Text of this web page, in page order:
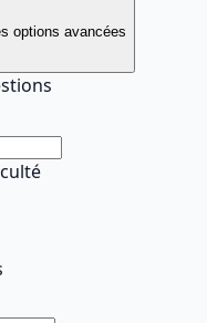
options avancées